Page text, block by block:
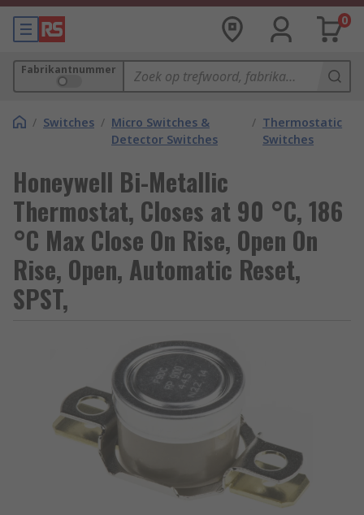
0
Fabrikantnummer
/ Switches / Micro Switches &
Detector Switches
/ Thermostatic
Switches
Honeywell Bi-Metallic
Thermostat, Closes at 90 °C, 186
°C Max Close On Rise, Open On
Rise, Open, Automatic Reset,
SPST,